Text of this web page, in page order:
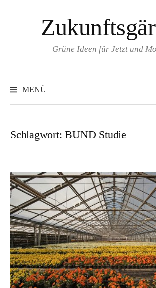
überspringen
Grüne Ideen für Jetzt und
MENÜ
Schlagwort:BUND Studie